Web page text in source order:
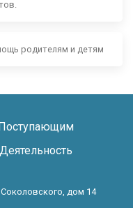
родителям и детям
Деятельность
дом 14